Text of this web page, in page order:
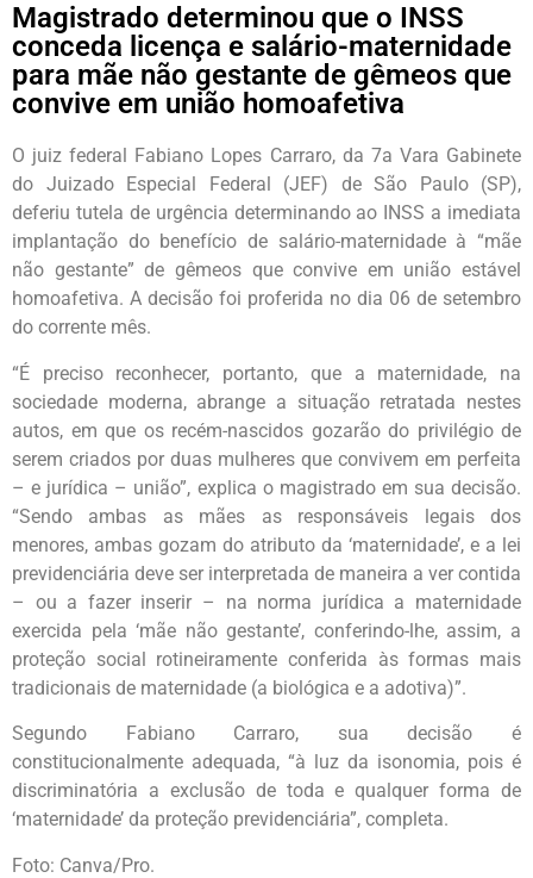
Magistrado determinou que o INSS
conceda licença e salário-maternidade
para mãe não gestante de gêmeos que
convive em união homoafetiva
O juiz federal Fabiano Lopes Carraro, da 7a Vara Gabinete
do Juizado Especial Federal (JEF) de São Paulo (SP),
deferiu tutela de urgência determinando ao INSS a imediata
implantação do benefício de salário-maternidade à “mãe
não gestante” de gêmeos que convive em união estável
homoafetiva. A decisão foi proferida no dia 06 de setembro
do corrente mês.
“É preciso reconhecer, portanto, que a maternidade, na
sociedade moderna, abrange a situação retratada nestes
autos, em que os recém-nascidos gozarão do privilégio de
serem criados por duas mulheres que convivem em perfeita
– e jurídica – união”, explica o magistrado em sua decisão.
“Sendo ambas as mães as responsáveis legais dos
menores, ambas gozam do atributo da ‘maternidade’, e a lei
previdenciária deve ser interpretada de maneira a ver contida
– ou a fazer inserir – na norma jurídica a maternidade
exercida pela ‘mãe não gestante’, conferindo-lhe, assim, a
proteção social rotineiramente conferida às formas mais
tradicionais de maternidade (a biológica e a adotiva)”.
Segundo Fabiano Carraro, sua decisão é
constitucionalmente adequada, “à luz da isonomia, pois é
discriminatória a exclusão de toda e qualquer forma de
‘maternidade’ da proteção previdenciária”, completa.
Foto: Canva/Pro.